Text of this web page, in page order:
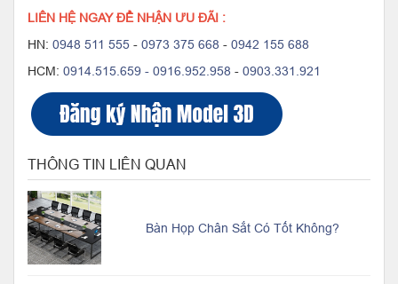
LIÊN HỆ NGAY ĐỂ NHẬN ƯU ĐÃI :
HN: 0948 511 555 - 0973 375 668 - 0942 155 688
HCM: 0914.515.659 - 0916.952.958 - 0903.331.921
THÔNG TIN LIÊN QUAN
Bàn Họp Chân Sắt Có Tốt Không?